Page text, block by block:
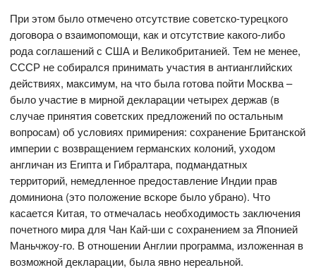
При этом было отмечено отсутствие советско-турецкого
договора о взаимопомощи, как и отсутствие какого-либо
рода соглашений с США и Великобританией. Тем не менее,
СССР не собирался принимать участия в антианглийских
действиях, максимум, на что была готова пойти Москва –
было участие в мирной декларации четырех держав (в
случае принятия советских предложений по остальным
вопросам) об условиях примирения: сохранение Британской
империи с возвращением германских колоний, уходом
англичан из Египта и Гибралтара, подмандатных
территорий, немедленное предоставление Индии прав
доминиона (это положение вскоре было убрано). Что
касается Китая, то отмечалась необходимость заключения
почетного мира для Чан Кай-ши с сохранением за Японией
Маньчжоу-го. В отношении Англии программа, изложенная в
возможной декларации, была явно нереальной.